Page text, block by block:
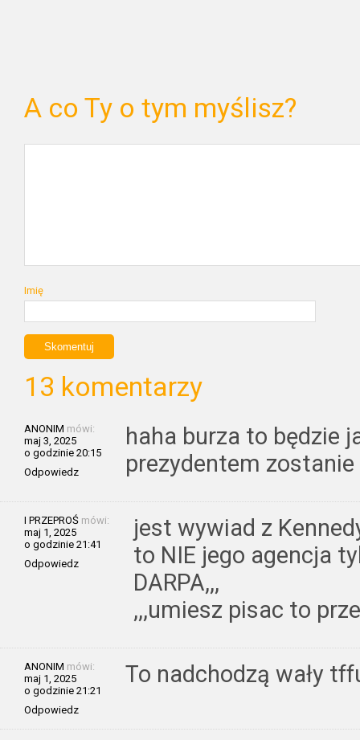
A co Ty o tym myślisz?
Imię
13 komentarzy
ANONIM mówi:
maj 3, 2025
o godzinie 20:15
Odpowiedz
haha burza to będzie
prezydentem
I PRZEPROŚ mówi:
maj 1, 2025
o godzinie 21:41
Odpowiedz
jest wywiad z
to NIE jego agencja
DARPA,,,
,,,umiesz pisac to
ANONIM mówi:
maj 1, 2025
o godzinie 21:21
Odpowiedz
To nadchodzą wały